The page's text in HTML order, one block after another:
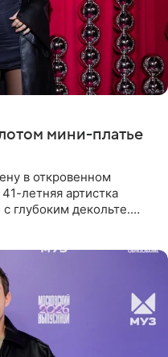
мини-платье
в откровенном
летняя артистка
глубоким декольте.